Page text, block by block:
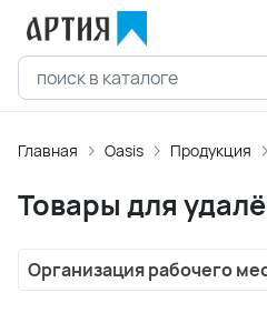
Главная Oasis Продукция
Товары для
Организация рабочего